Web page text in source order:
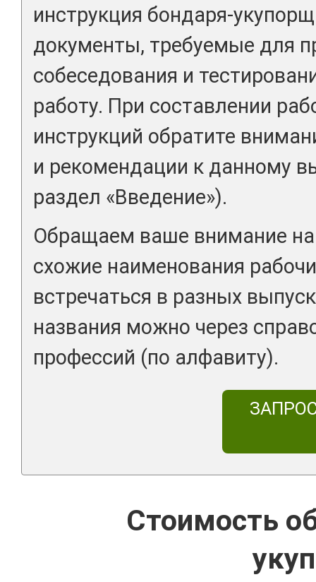
инструкция бондаря-
документы, требуемые для
собеседования и
работу. При составлении
инструкций обратите
и рекомендации к данному
раздел «Введение»).
Обращаем ваше внимание на
схожие наименования
встречаться в разных
названия можно через
профессий (по алфавиту).
Стоимость